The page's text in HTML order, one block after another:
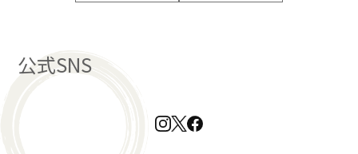
公式SNS